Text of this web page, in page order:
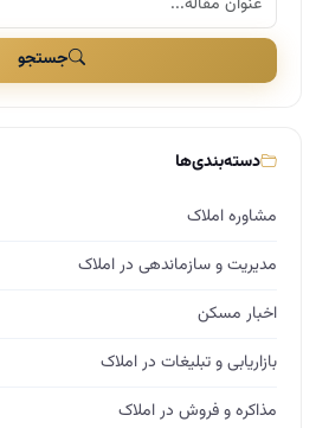
جستجو
دسته‌بندی‌ها
مشاوره املاک
مدیریت و سازماندهی در املاک
اخبار مسکن
بازاریابی و تبلیغات در املاک
مذاکره و فروش در املاک